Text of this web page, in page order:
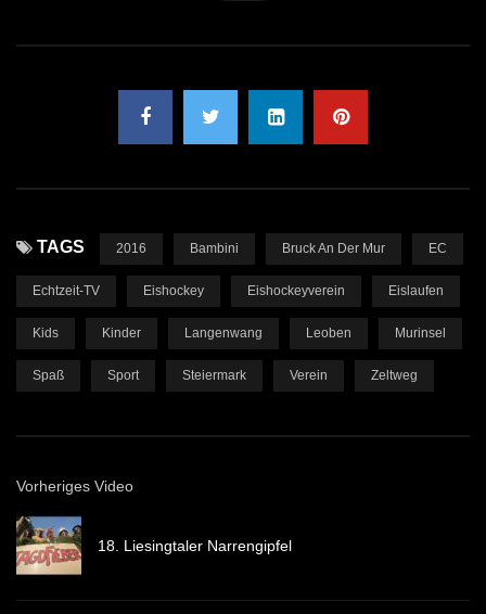
TAGS 2016 Bambini Bruck An Der Mur EC
Echtzeit-TV Eishockey Eishockeyverein Eislaufen
Kids Kinder Langenwang Leoben Murinsel
Spaß Sport Steiermark Verein Zeltweg
Vorheriges Video
18. Liesingtaler Narrengipfel